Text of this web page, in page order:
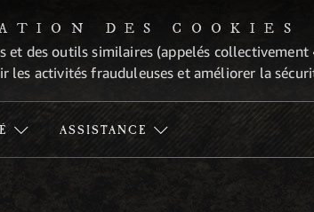
DES COOKIES
et des outils similaires (appelés
les activités frauduleuses et améliorer la
ASSISTANCE